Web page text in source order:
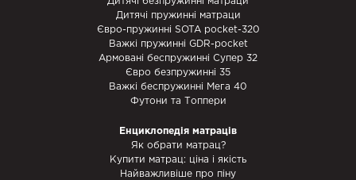
Дитячі пружинні матраци
Євро-пружинні SOTA pocket-320
Важкі пружинні GDR-pocket
Армовані беспружинні Супер 32
Євро безпружинні 35
Важкі беспружинні Мега 40
Футони та Топпери
Енциклопедія матраців
Як обрати матрац?
Купити матрац: ціна і якість
Найважливіше про піну